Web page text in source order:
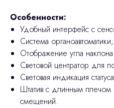
Особенности:
Удобный интерфейс с
Система органоавтоматики;
Отображение угла
Световой центратор для
Световая индикация
Штатив с длинным
смещений.